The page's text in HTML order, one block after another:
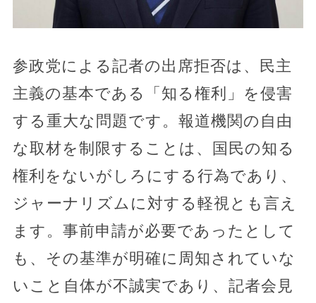
参政党による記者の出席拒否は、民主
主義の基本である「知る権利」を侵害
する重大な問題です。報道機関の自由
な取材を制限することは、国民の知る
権利をないがしろにする行為であり、
ジャーナリズムに対する軽視とも言え
ます。事前申請が必要であったとして
も、その基準が明確に周知されていな
いこと自体が不誠実であり、記者会見